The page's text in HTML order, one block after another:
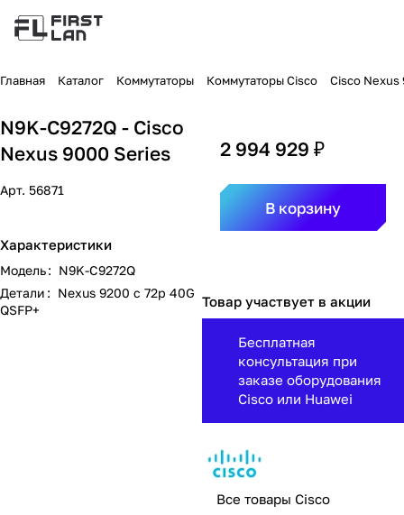
Главная Каталог Коммутаторы Коммутаторы Cisco Cisco Nexus
N9K-C9272Q - Cisco
Nexus 9000 Series
Арт. 56871
Характеристики
Модель: N9K-C9272Q
Детали: Nexus 9200 с 72p 40G
QSFP+
2 994 929 ₽
В корзину
Товар участвует в акции
Бесплатная
консультация при
заказе оборудования
Cisco или Huawei
Все товары Cisco